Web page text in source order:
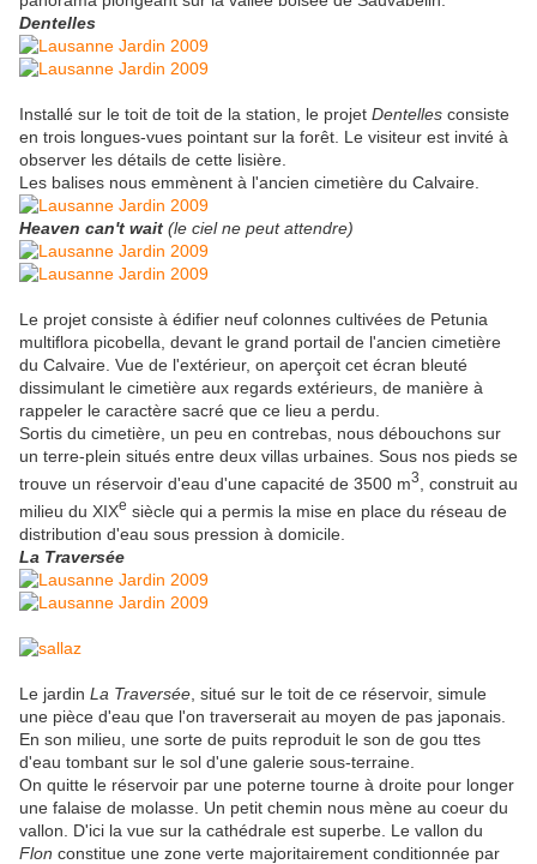
Dentelles
Installé sur le toit de toit de la station, le projet Dentelles consiste
en trois longues-vues pointant sur la forêt. Le visiteur est invité à
observer les détails de cette lisière.
Les balises nous emmènent à l'ancien cimetière du Calvaire.
Heaven can't wait (le ciel ne peut attendre)
Le projet consiste à édifier neuf colonnes cultivées de Petunia
multiflora picobella, devant le grand portail de l'ancien cimetière
du Calvaire. Vue de l'extérieur, on aperçoit cet écran bleuté
dissimulant le cimetière aux regards extérieurs, de manière à
rappeler le caractère sacré que ce lieu a perdu.
Sortis du cimetière, un peu en contrebas, nous débouchons sur
un terre-plein situés entre deux villas urbaines. Sous nos pieds se
trouve un réservoir d'eau d'une capacité de 3500 m3
, construit au
milieu du XIXe siècle qui a permis la mise en place du réseau de
distribution d'eau sous pression à domicile.
La Traversée
Le jardin La Traversée , situé sur le toit de ce réservoir, simule
une pièce d'eau que l'on traverserait au moyen de pas japonais.
En son milieu, une sorte de puits reproduit le son de gou ttes
d'eau tombant sur le sol d'une galerie sous-terraine.
On quitte le réservoir par une poterne tourne à droite pour longer
une falaise de molasse. Un petit chemin nous mène au coeur du
vallon. D'ici la vue sur la cathédrale est superbe. Le vallon du
Flon constitue une zone verte majoritairement conditionnée par